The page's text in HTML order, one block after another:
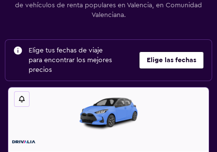
de vehículos de renta populares en Valencia, en Comunidad
Valenciana.
Elige tus fechas de viaje
para encontrar los mejores
precios
Elige las fechas